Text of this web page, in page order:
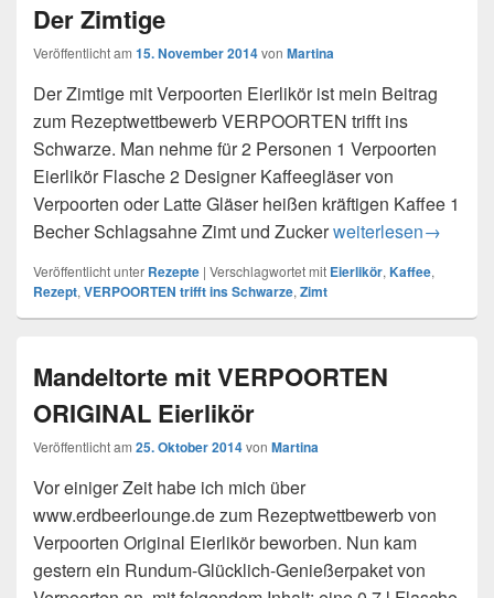
Der Zimtige
Veröffentlicht am 15. November 2014von Martina
Der Zimtige mit Verpoorten Eierlikör ist mein Beitrag
zum Rezeptwettbewerb VERPOORTEN trifft ins
Schwarze. Man nehme für 2 Personen 1 Verpoorten
Eierlikör Flasche 2 Designer Kaffeegläser von
Verpoorten oder Latte Gläser heißen kräftigen Kaffee 1
Becher Schlagsahne Zimt und ZuckerDer Zimtige
weiterlesen→
Veröffentlicht unter Rezepte | Verschlagwortet mit Eierlikör, Kaffee,
Rezept, VERPOORTEN trifft ins Schwarze, Zimt
Mandeltorte mit VERPOORTEN
ORIGINAL Eierlikör
Veröffentlicht am 25. Oktober 2014von Martina
Vor einiger Zeit habe ich mich über
www.erdbeerlounge.de zum Rezeptwettbewerb von
Verpoorten Original Eierlikör beworben. Nun kam
gestern ein Rundum-Glücklich-Genießerpaket von